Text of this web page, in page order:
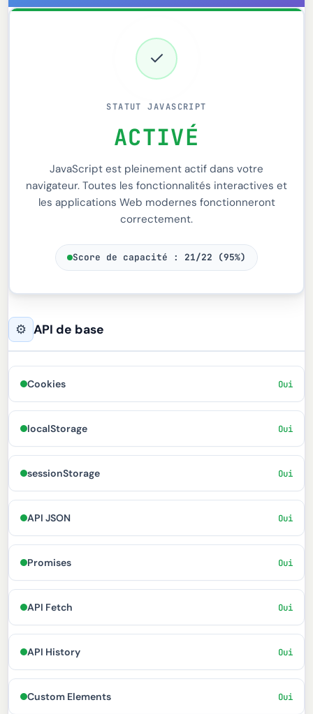
✓
STATUT JAVASCRIPT
ACTIVÉ
JavaScript est pleinement actif dans votre
navigateur. Toutes les fonctionnalités interactives et
les applications Web modernes fonctionneront
correctement.
Score de capacité : 21/22 (95%)
⚙ API de base
Cookies Oui
localStorage Oui
sessionStorage Oui
API JSON Oui
Promises Oui
API Fetch Oui
API History Oui
Custom Elements Oui